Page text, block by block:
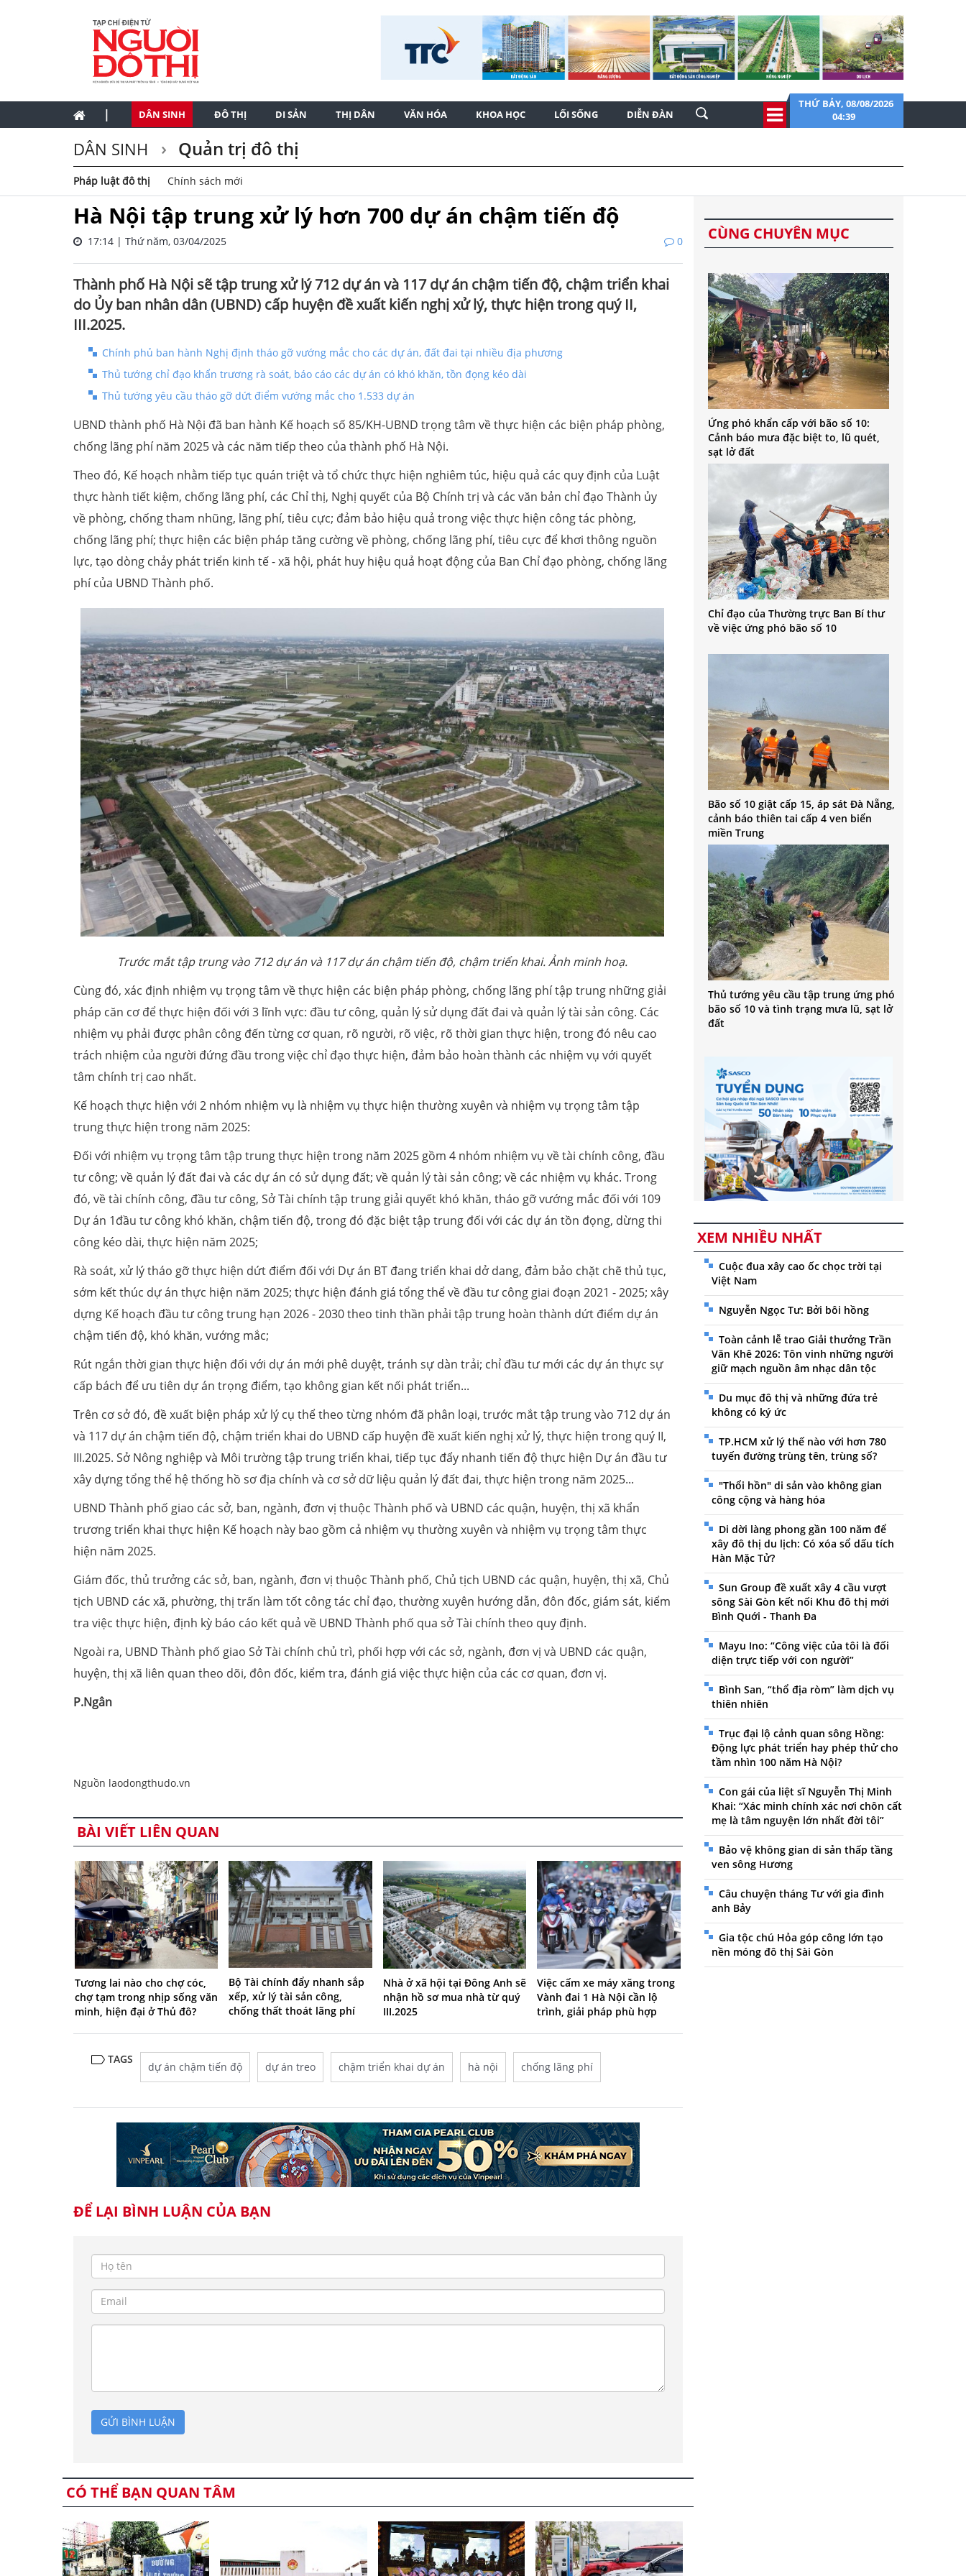
| DÂN SINH ĐÔ THỊ DI SẢN THỊ DÂN VĂN HÓA KHOA HỌC LỐI SỐNG DIỄN ĐÀN
THỨ BẢY, 08/08/2026
04:39
DÂN SINH Quản trị đô thị
Pháp luật đô thị Chính sách mới
Hà Nội tập trung xử lý hơn 700 dự án chậm tiến độ
17:14 | Thứ năm, 03/04/2025 0
Thành phố Hà Nội sẽ tập trung xử lý 712 dự án và 117 dự án chậm tiến độ, chậm triển khai
do Ủy ban nhân dân (UBND) cấp huyện đề xuất kiến nghị xử lý, thực hiện trong quý II,
III.2025.
Chính phủ ban hành Nghị định tháo gỡ vướng mắc cho các dự án, đất đai tại nhiều địa phương
Thủ tướng chỉ đạo khẩn trương rà soát, báo cáo các dự án có khó khăn, tồn đọng kéo dài
Thủ tướng yêu cầu tháo gỡ dứt điểm vướng mắc cho 1.533 dự án
UBND thành phố Hà Nội đã ban hành Kế hoạch số 85/KH-UBND trọng tâm về thực hiện các biện pháp phòng,
chống lãng phí năm 2025 và các năm tiếp theo của thành phố Hà Nội.
Theo đó, Kế hoạch nhằm tiếp tục quán triệt và tổ chức thực hiện nghiêm túc, hiệu quả các quy định của Luật
thực hành tiết kiệm, chống lãng phí, các Chỉ thị, Nghị quyết của Bộ Chính trị và các văn bản chỉ đạo Thành ủy
về phòng, chống tham nhũng, lãng phí, tiêu cực; đảm bảo hiệu quả trong việc thực hiện công tác phòng,
chống lãng phí; thực hiện các biện pháp tăng cường về phòng, chống lãng phí, tiêu cực để khơi thông nguồn
lực, tạo dòng chảy phát triển kinh tế - xã hội, phát huy hiệu quả hoạt động của Ban Chỉ đạo phòng, chống lãng
phí của UBND Thành phố.
Trước mắt tập trung vào 712 dự án và 117 dự án chậm tiến độ, chậm triển khai. Ảnh minh hoạ.
Cùng đó, xác định nhiệm vụ trọng tâm về thực hiện các biện pháp phòng, chống lãng phí tập trung những giải
pháp căn cơ để thực hiện đối với 3 lĩnh vực: đầu tư công, quản lý sử dụng đất đai và quản lý tài sản công. Các
nhiệm vụ phải được phân công đến từng cơ quan, rõ người, rõ việc, rõ thời gian thực hiện, trong đó nêu cao
trách nhiệm của người đứng đầu trong việc chỉ đạo thực hiện, đảm bảo hoàn thành các nhiệm vụ với quyết
tâm chính trị cao nhất.
Kế hoạch thực hiện với 2 nhóm nhiệm vụ là nhiệm vụ thực hiện thường xuyên và nhiệm vụ trọng tâm tập
trung thực hiện trong năm 2025:
Đối với nhiệm vụ trọng tâm tập trung thực hiện trong năm 2025 gồm 4 nhóm nhiệm vụ về tài chính công, đầu
tư công; về quản lý đất đai và các dự án có sử dụng đất; về quản lý tài sản công; về các nhiệm vụ khác. Trong
đó, về tài chính công, đầu tư công, Sở Tài chính tập trung giải quyết khó khăn, tháo gỡ vướng mắc đối với 109
Dự án 1đầu tư công khó khăn, chậm tiến độ, trong đó đặc biệt tập trung đối với các dự án tồn đọng, dừng thi
công kéo dài, thực hiện năm 2025;
Rà soát, xử lý tháo gỡ thực hiện dứt điểm đối với Dự án BT đang triển khai dở dang, đảm bảo chặt chẽ thủ tục,
sớm kết thúc dự án thực hiện năm 2025; thực hiện đánh giá tổng thể về đầu tư công giai đoạn 2021 - 2025; xây
dựng Kế hoạch đầu tư công trung hạn 2026 - 2030 theo tinh thần phải tập trung hoàn thành dứt điểm dự án
chậm tiến độ, khó khăn, vướng mắc;
Rút ngắn thời gian thực hiện đối với dự án mới phê duyệt, tránh sự dàn trải; chỉ đầu tư mới các dự án thực sự
cấp bách để ưu tiên dự án trọng điểm, tạo không gian kết nối phát triển...
Trên cơ sở đó, đề xuất biện pháp xử lý cụ thể theo từng nhóm đã phân loại, trước mắt tập trung vào 712 dự án
và 117 dự án chậm tiến độ, chậm triển khai do UBND cấp huyện đề xuất kiến nghị xử lý, thực hiện trong quý II,
III.2025. Sở Nông nghiệp và Môi trường tập trung triển khai, tiếp tục đẩy nhanh tiến độ thực hiện Dự án đầu tư
xây dựng tổng thể hệ thống hồ sơ địa chính và cơ sở dữ liệu quản lý đất đai, thực hiện trong năm 2025...
UBND Thành phố giao các sở, ban, ngành, đơn vị thuộc Thành phố và UBND các quận, huyện, thị xã khẩn
trương triển khai thực hiện Kế hoạch này bao gồm cả nhiệm vụ thường xuyên và nhiệm vụ trọng tâm thực
hiện năm 2025.
Giám đốc, thủ trưởng các sở, ban, ngành, đơn vị thuộc Thành phố, Chủ tịch UBND các quận, huyện, thị xã, Chủ
tịch UBND các xã, phường, thị trấn làm tốt công tác chỉ đạo, thường xuyên hướng dẫn, đôn đốc, giám sát, kiểm
tra việc thực hiện, định kỳ báo cáo kết quả về UBND Thành phố qua sở Tài chính theo quy định.
Ngoài ra, UBND Thành phố giao Sở Tài chính chủ trì, phối hợp với các sở, ngành, đơn vị và UBND các quận,
huyện, thị xã liên quan theo dõi, đôn đốc, kiểm tra, đánh giá việc thực hiện của các cơ quan, đơn vị.
P.Ngân
Nguồn laodongthudo.vn
BÀI VIẾT LIÊN QUAN
Tương lai nào cho chợ cóc,
chợ tạm trong nhịp sống văn
minh, hiện đại ở Thủ đô?
Bộ Tài chính đẩy nhanh sắp
xếp, xử lý tài sản công,
chống thất thoát lãng phí
Nhà ở xã hội tại Đông Anh sẽ
nhận hồ sơ mua nhà từ quý
III.2025
Việc cấm xe máy xăng trong
Vành đai 1 Hà Nội cần lộ
trình, giải pháp phù hợp
TAGS
dự án chậm tiến độ dự án treo chậm triển khai dự án hà nội chống lãng phí
ĐỂ LẠI BÌNH LUẬN CỦA BẠN
GỬI BÌNH LUẬN
CÓ THỂ BẠN QUAN TÂM
CÙNG CHUYÊN MỤC
Ứng phó khẩn cấp với bão số 10:
Cảnh báo mưa đặc biệt to, lũ quét,
sạt lở đất
Chỉ đạo của Thường trực Ban Bí thư
về việc ứng phó bão số 10
Bão số 10 giật cấp 15, áp sát Đà Nẵng,
cảnh báo thiên tai cấp 4 ven biển
miền Trung
Thủ tướng yêu cầu tập trung ứng phó
bão số 10 và tình trạng mưa lũ, sạt lở
đất
XEM NHIỀU NHẤT
Cuộc đua xây cao ốc chọc trời tại
Việt Nam
Nguyễn Ngọc Tư: Bởi bôi hồng
Toàn cảnh lễ trao Giải thưởng Trần
Văn Khê 2026: Tôn vinh những người
giữ mạch nguồn âm nhạc dân tộc
Du mục đô thị và những đứa trẻ
không có ký ức
TP.HCM xử lý thế nào với hơn 780
tuyến đường trùng tên, trùng số?
"Thổi hồn" di sản vào không gian
công cộng và hàng hóa
Di dời làng phong gần 100 năm để
xây đô thị du lịch: Có xóa sổ dấu tích
Hàn Mặc Tử?
Sun Group đề xuất xây 4 cầu vượt
sông Sài Gòn kết nối Khu đô thị mới
Bình Quới - Thanh Đa
Mayu Ino: “Công việc của tôi là đối
diện trực tiếp với con người”
Bình San, “thổ địa ròm” làm dịch vụ
thiên nhiên
Trục đại lộ cảnh quan sông Hồng:
Động lực phát triển hay phép thử cho
tầm nhìn 100 năm Hà Nội?
Con gái của liệt sĩ Nguyễn Thị Minh
Khai: “Xác minh chính xác nơi chôn cất
mẹ là tâm nguyện lớn nhất đời tôi”
Bảo vệ không gian di sản thấp tầng
ven sông Hương
Câu chuyện tháng Tư với gia đình
anh Bảy
Gia tộc chú Hỏa góp công lớn tạo
nền móng đô thị Sài Gòn